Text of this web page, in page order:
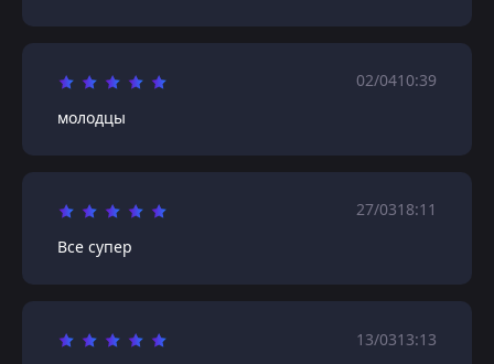
02/0410:39
молодцы
27/0318:11
Все супер
13/0313:13